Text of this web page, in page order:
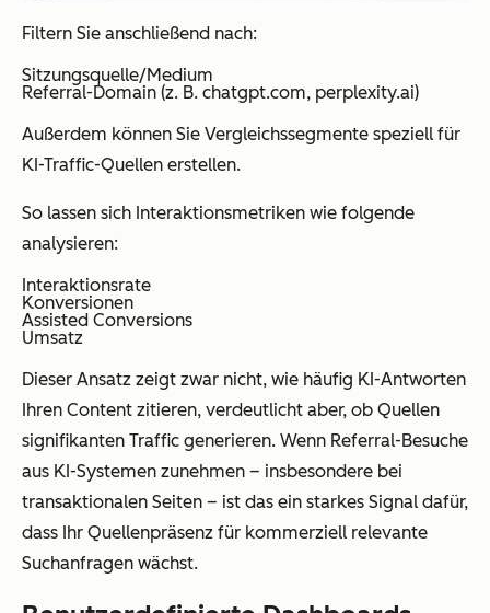
Filtern Sie anschließend nach:
Sitzungsquelle/Medium
Referral-Domain (z. B. chatgpt.com, perplexity.ai)
Außerdem können Sie Vergleichssegmente speziell für
KI-Traffic-Quellen erstellen.
So lassen sich Interaktionsmetriken wie folgende
analysieren:
Interaktionsrate
Konversionen
Assisted Conversions
Umsatz
Dieser Ansatz zeigt zwar nicht, wie häufig KI-Antworten
Ihren Content zitieren, verdeutlicht aber, ob Quellen
signifikanten Traffic generieren. Wenn Referral-Besuche
aus KI-Systemen zunehmen – insbesondere bei
transaktionalen Seiten – ist das ein starkes Signal dafür,
dass Ihr Quellenpräsenz für kommerziell relevante
Suchanfragen wächst.